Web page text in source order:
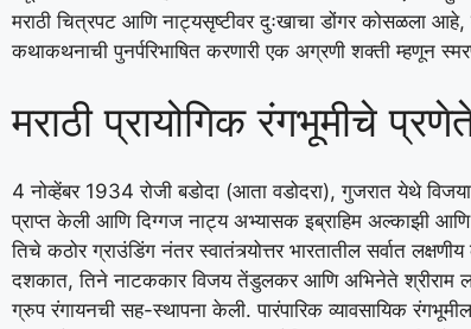
मराठी चित्रपट आणि नाट्यसृष्टीवर दुःखाचा डोंगर कोसळला
कथाकथनाची पुनर्परिभाषित करणारी एक अग्रणी शक्ती म्हणून
मराठी प्रायोगिक रंगभूमीचे
4 नोव्हेंबर 1934 रोजी बडोदा (आता वडोदरा), गुजरात येथे
प्राप्त केली आणि दिग्गज नाट्य अभ्यासक इब्राहिम अल्काझी
तिचे कठोर ग्राउंडिंग नंतर स्वातंत्र्योत्तर भारतातील सर्वात
दशकात, तिने नाटककार विजय तेंडुलकर आणि अभिनेते श्रीराम
ग्रुप रंगायनची सह-स्थापना केली. पारंपारिक व्यावसायिक